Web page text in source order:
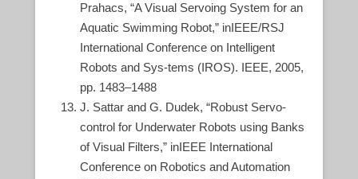
Prahacs, “A Visual Servoing System for an
Aquatic Swimming Robot,” inIEEE/RSJ
International Conference on Intelligent
Robots and Sys-tems (IROS). IEEE, 2005,
pp. 1483–1488
J. Sattar and G. Dudek, “Robust Servo-
control for Underwater Robots using Banks
of Visual Filters,” inIEEE International
Conference on Robotics and Automation